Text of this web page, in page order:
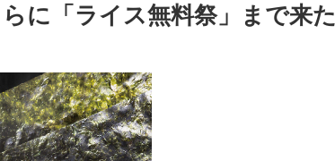
に「ライス無料祭」まで来た